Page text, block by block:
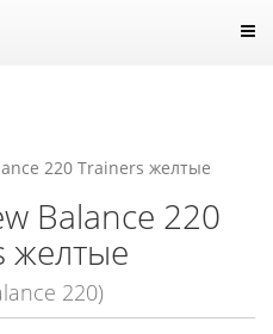
220 Trainers желтые
Balance 220
желтые
220)